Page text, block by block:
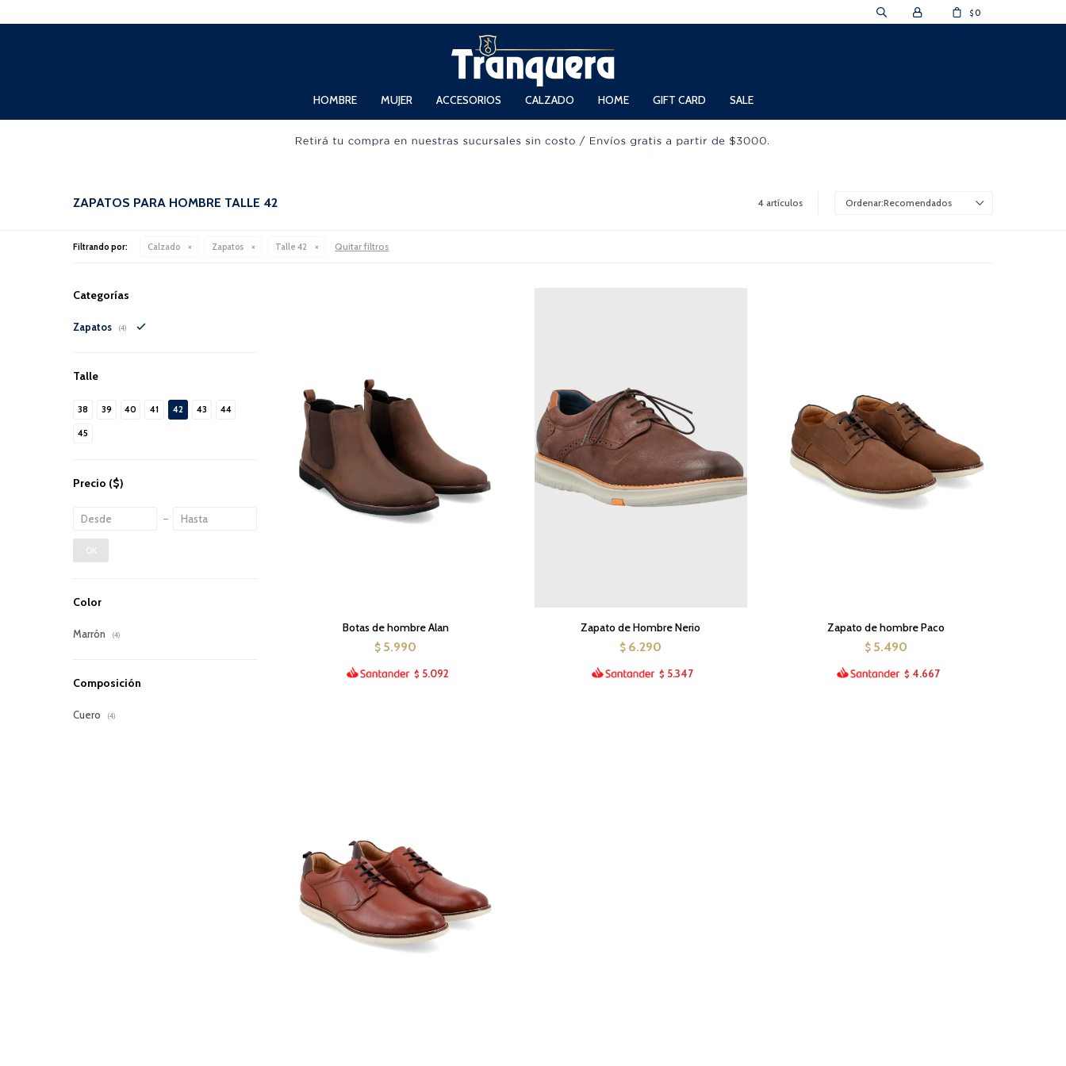
HOMBRE MUJER ACCESORIOS CALZADO HOME GIFT CARD SALE
$ 0
ZAPATOS PARA HOMBRE TALLE 42 4 artículos Recomendados
Filtrando por: Calzado Zapatos Talle 42 Quitar filtros
Botas de hombre Alan
$ 5.990
$ 5.092
Zapato de Hombre Nerio
$ 6.290
$ 5.347
Zapato de hombre Paco
$ 5.490
$ 4.667
Categorías
Zapatos (4)
Talle
38 39 40 41 42 43 44
45
Precio ($)
OK
Color
Marrón (4)
Composición
Cuero (4)